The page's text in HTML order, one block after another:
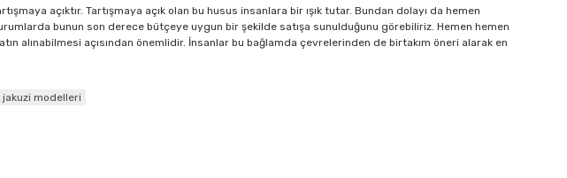
açıktır. Tartışmaya açık olan bu husus insanlara bir ışık tutar. Bundan dolayı da hemen
bunun son derece bütçeye uygun bir şekilde satışa sunulduğunu görebiliriz. Hemen hemen
alınabilmesi açısından önemlidir. İnsanlar bu bağlamda çevrelerinden de birtakım öneri alarak en
modelleri